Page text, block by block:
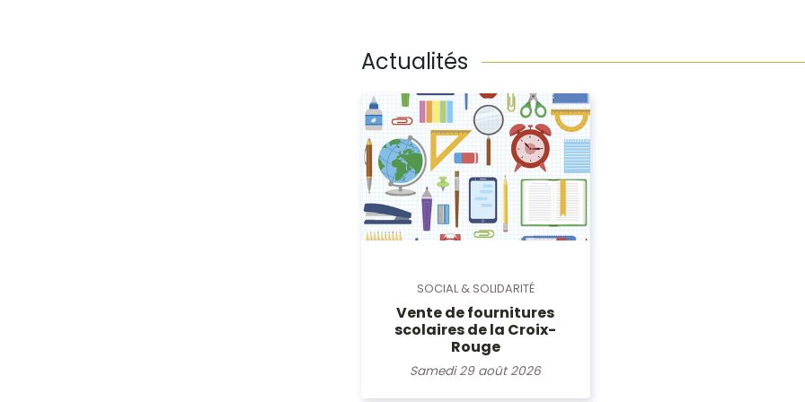
Actualités
SOCIAL & SOLIDARITÉ
Vente de fournitures
scolaires de la Croix-
Rouge
Samedi 29 août 2026